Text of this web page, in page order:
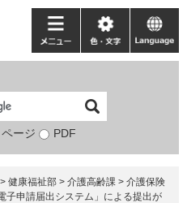
検
象
ページ PDF
メ
ニ
ー
色・
文
language
> 健康福祉部 > 介護高齢課 > 介護保険
子申請届出システム」による提出が